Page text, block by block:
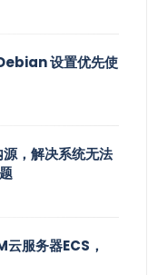
设置优先使
，解决系统无法
服务器ECS，